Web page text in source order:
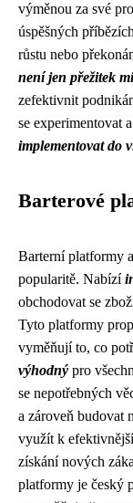
výměnou za své
úspěšných
růstu nebo
není jen přežitek
zefektivnit
se experimentovat
implementovat do
Barterové
Barterní platformy
popularitě. Nabízí
obchodovat se
Tyto platformy
vyměňují to, co
výhodný pro
se nepotřebných
a zároveň budovat
využít k
získání nových
platformy je český